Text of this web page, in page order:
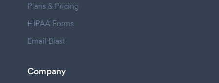
Plans & Pricing
HIPAA Forms
Email Blast
Company